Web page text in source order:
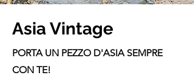
Asia Vintage
PORTA UN PEZZO D'ASIA SEMPRE
CON TE!